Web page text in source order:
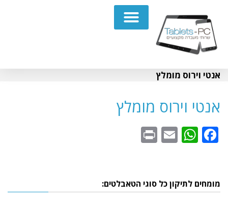
אנטי וירוס מומלץ
אנטי וירוס מומלץ
Facebook
WhatsApp
Email
מומחים לתיקון כל סוגי הטאבלטים: